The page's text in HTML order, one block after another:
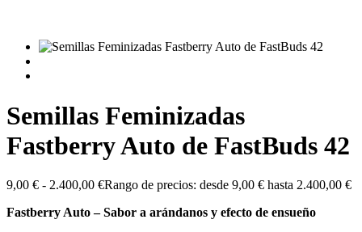
Semillas Feminizadas
Fastberry Auto de FastBuds 42
9,00 € - 2.400,00 €Rango de precios: desde 9,00 € hasta 2.400,00 €
Fastberry Auto – Sabor a arándanos y efecto de ensueño